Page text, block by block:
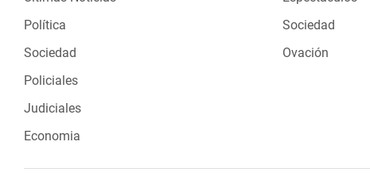
Política
Sociedad
Policiales
Judiciales
Economia
Sociedad
Ovación